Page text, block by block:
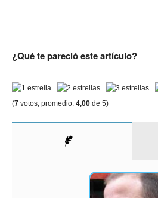
¿Qué te pareció este artículo?
(7 votos, promedio: 4,00 de 5)